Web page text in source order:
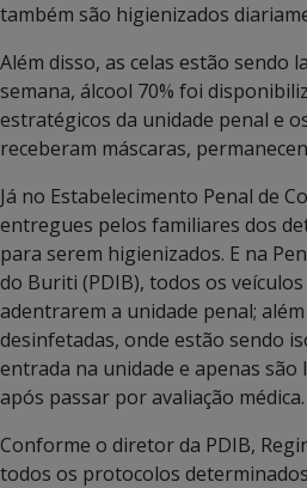
também são higienizados
Além disso, as celas estão sendo
semana, álcool 70% foi
estratégicos da unidade penal e
receberam máscaras,
Já no Estabelecimento Penal de
entregues pelos familiares dos
para serem higienizados. E na
do Buriti (PDIB), todos os
adentrarem a unidade penal;
desinfetadas, onde estão sendo
entrada na unidade e apenas
após passar por avaliação médica.
Conforme o diretor da PDIB,
todos os protocolos